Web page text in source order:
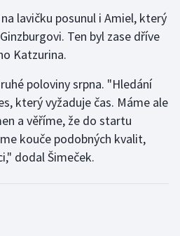
lavičku posunul i Amiel, který
Ten byl zase dříve
Katzurina.
poloviny srpna. "Hledání
který vyžaduje čas. Máme ale
a věříme, že do startu
kouče podobných kvalit,
dodal Šimeček.